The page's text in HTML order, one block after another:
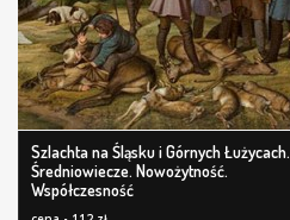
Szlachta na Śląsku i Górnych Łużycach.
Średniowiecze. Nowożytność.
Współczesność